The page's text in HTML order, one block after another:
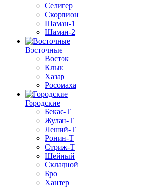
Селигер
Скорпион
Шаман-1
Шаман-2
Восточные
Восток
Клык
Хазар
Росомаха
Городские
Бекас-Т
Жулан-Т
Леший-Т
Ронин-Т
Стриж-Т
Шейный
Складной
Бро
Хантер